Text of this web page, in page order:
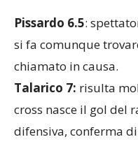
Pissardo 6.5:
si fa comunque
chiamato in causa.
Talarico 7: risulta
cross nasce il gol del
difensiva, conferma